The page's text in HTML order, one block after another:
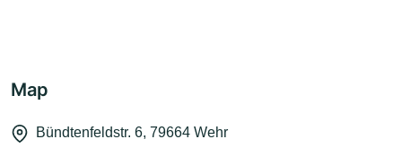
Map
Bündtenfeldstr. 6, 79664 Wehr